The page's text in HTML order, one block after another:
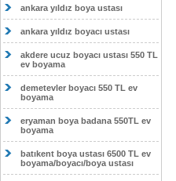
ankara yıldız boya ustası
ankara yıldız boyacı ustası
akdere ucuz boyacı ustası 550 TL
ev boyama
demetevler boyacı 550 TL ev
boyama
eryaman boya badana 550TL ev
boyama
batıkent boya ustası 6500 TL ev
boyama/boyacı/boya ustası